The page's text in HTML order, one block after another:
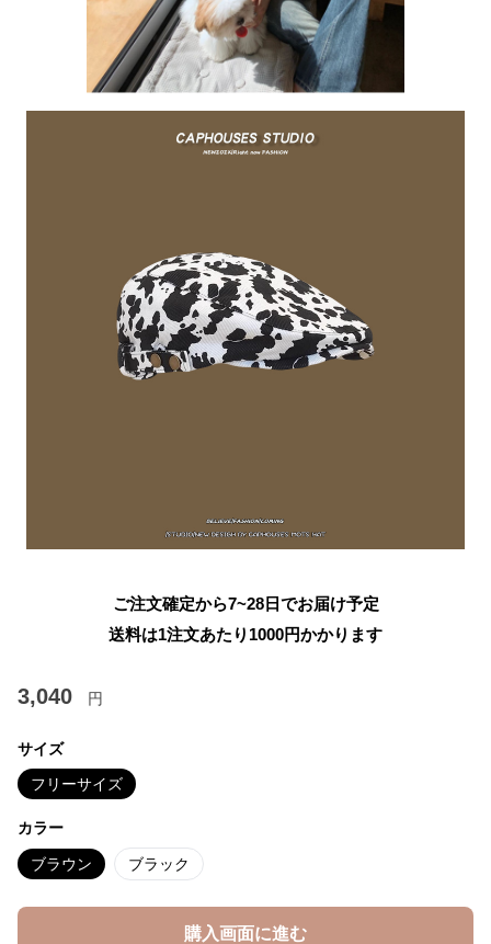
ご注文確定から7~28日でお届け予定
送料は1注文あたり 1000円かかります
3,040 円
サイズ
フリーサイズ
カラー
ブラウン ブラック
購入画面に進む